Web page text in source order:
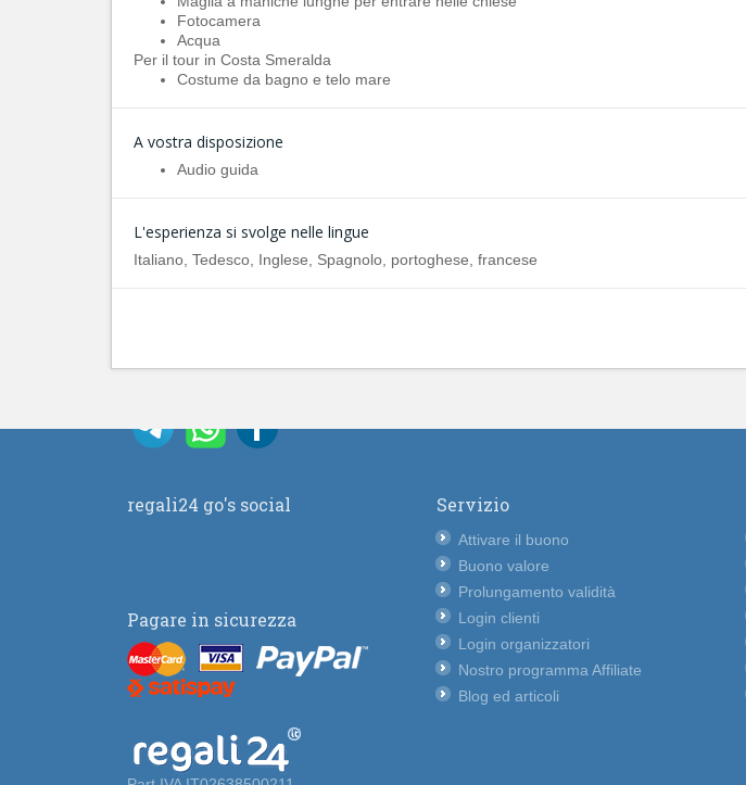
Fotocamera
Acqua
Per il tour in Costa Smeralda
Costume da bagno e telo mare
A vostra disposizione
Audio guida
L'esperienza si svolge nelle lingue
Italiano, Tedesco, Inglese, Spagnolo, portoghese, francese
regali24 go's social
Pagare in sicurezza
Servizio
Attivare il buono
Buono valore
Prolungamento validità
Login clienti
Login organizzatori
Nostro programma Affiliate
Blog ed articoli